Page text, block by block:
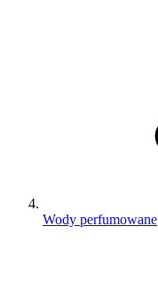
Wody perfumowane